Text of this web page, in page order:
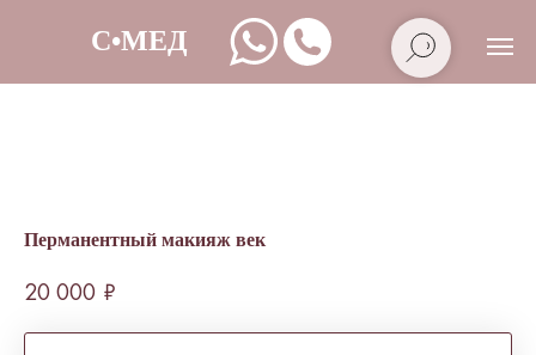
Перманентный макияж век
20 000 ₽